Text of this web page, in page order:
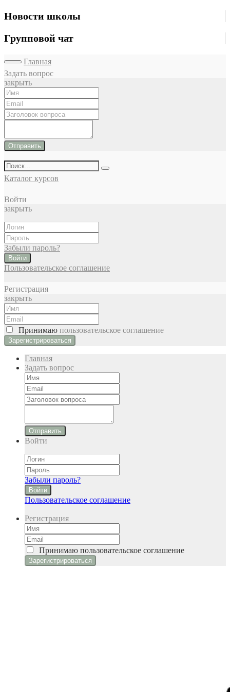
Новости школы
Групповой чат
Главная
Задать вопрос
закрыть
Отправить
Каталог курсов
Войти
закрыть
Забыли пароль?
Войти
Пользовательское соглашение
Регистрация
закрыть
Принимаю пользовательское соглашение
Главная
Задать вопрос
Отправить
Войти
Забыли пароль?
Войти
Пользовательское соглашение
Регистрация
Принимаю пользовательское соглашение